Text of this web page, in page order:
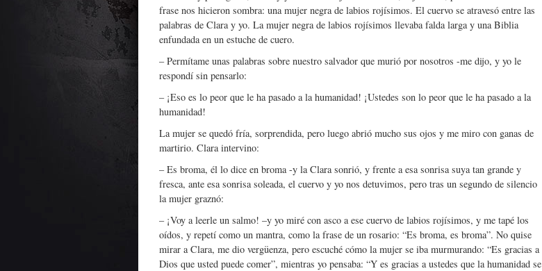
frase nos hicieron sombra: una mujer negra de labios rojísimos. El cuervo se atravesó entre las
palabras de Clara y yo. La mujer negra de labios rojísimos llevaba falda larga y una Biblia
enfundada en un estuche de cuero.
– Permítame unas palabras sobre nuestro salvador que murió por nosotros -me dijo, y yo le
respondí sin pensarlo:
– ¡Eso es lo peor que le ha pasado a la humanidad! ¡Ustedes son lo peor que le ha pasado a la
humanidad!
La mujer se quedó fría, sorprendida, pero luego abrió mucho sus ojos y me miro con ganas de
martirio. Clara intervino:
– Es broma, él lo dice en broma -y la Clara sonrió, y frente a esa sonrisa suya tan grande y
fresca, ante esa sonrisa soleada, el cuervo y yo nos detuvimos, pero tras un segundo de silencio
la mujer graznó:
– ¡Voy a leerle un salmo! –y yo miré con asco a ese cuervo de labios rojísimos, y me tapé los
oídos, y repetí como un mantra, como la frase de un rosario: “Es broma, es broma”. No quise
mirar a Clara, me dio vergüenza, pero escuché cómo la mujer se iba murmurando: “Es gracias a
Dios que usted puede comer”, mientras yo pensaba: “Y es gracias a ustedes que la humanidad se